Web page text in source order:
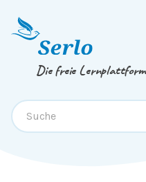
Springe zum
Die freie Lernplattform